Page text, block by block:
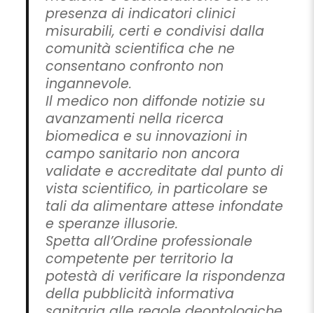
presenza di indicatori clinici
misurabili, certi e condivisi dalla
comunità scientifica che ne
consentano confronto non
ingannevole.
Il medico non diffonde notizie su
avanzamenti nella ricerca
biomedica e su innovazioni in
campo sanitario non ancora
validate e accreditate dal punto di
vista scientifico, in particolare se
tali da alimentare attese infondate
e speranze illusorie.
Spetta all’Ordine professionale
competente per territorio la
potestà di verificare la rispondenza
della pubblicità informativa